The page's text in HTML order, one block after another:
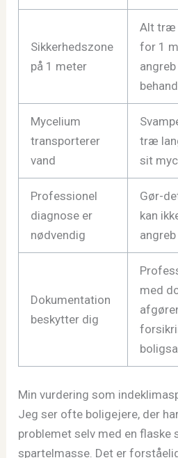
Sikkerhedszone
på 1 meter
Alt træ
for 1
Mycelium
transporterer
vand
træ
sit
Professionel
diagnose er
nødvendig
Gør-
kan
Dokumentation
beskytter dig
med
Min vurdering som
Jeg ser ofte boligejere, der
problemet selv med en flaske
spartelmasse. Det er